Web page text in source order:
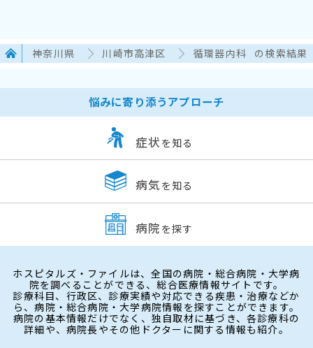
神奈川県 川崎市高津区 循環器内科 の検索結果
悩みに寄り添うアプローチ
症状 を知る
病気 を知る
病院 を探す
ホスピタルズ・ファイルは、全国の病院・総合病院・大学病
院を調べることができる、総合医療情報サイトです。
診療科目、行政区、診療実績や対応できる疾患・治療などか
ら、病院・総合病院・大学病院情報を探すことができます。
病院の基本情報だけでなく、独自取材に基づき、各診療科の
詳細や、病院長やその他ドクターに関する情報も紹介。